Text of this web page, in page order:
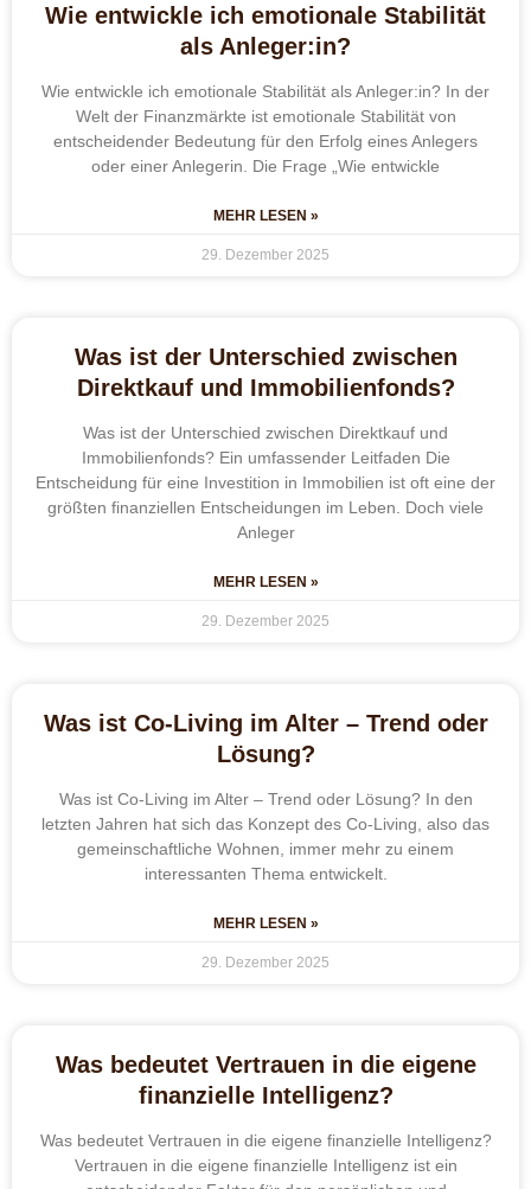
Wie entwickle ich emotionale Stabilität
als Anleger:in?
Wie entwickle ich emotionale Stabilität als Anleger:in? In der
Welt der Finanzmärkte ist emotionale Stabilität von
entscheidender Bedeutung für den Erfolg eines Anlegers
oder einer Anlegerin. Die Frage „Wie entwickle
MEHR LESEN »
29. Dezember 2025
Was ist der Unterschied zwischen
Direktkauf und Immobilienfonds?
Was ist der Unterschied zwischen Direktkauf und
Immobilienfonds? Ein umfassender Leitfaden Die
Entscheidung für eine Investition in Immobilien ist oft eine der
größten finanziellen Entscheidungen im Leben. Doch viele
Anleger
MEHR LESEN »
29. Dezember 2025
Was ist Co-Living im Alter – Trend oder
Lösung?
Was ist Co-Living im Alter – Trend oder Lösung? In den
letzten Jahren hat sich das Konzept des Co-Living, also das
gemeinschaftliche Wohnen, immer mehr zu einem
interessanten Thema entwickelt.
MEHR LESEN »
29. Dezember 2025
Was bedeutet Vertrauen in die eigene
finanzielle Intelligenz?
Was bedeutet Vertrauen in die eigene finanzielle Intelligenz?
Vertrauen in die eigene finanzielle Intelligenz ist ein